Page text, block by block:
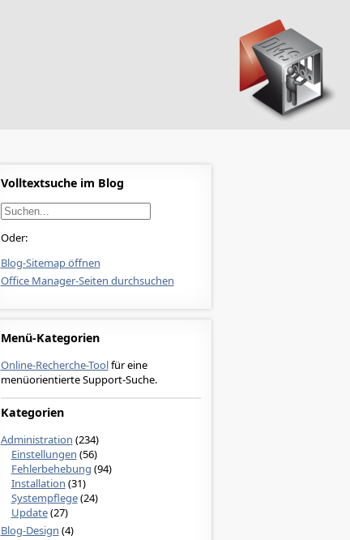
Volltextsuche im Blog
Oder:
Blog-Sitemap öffnen
Office Manager-Seiten durchsuchen
Menü-Kategorien
Online-Recherche-Toolfür eine
menüorientierte Support-Suche.
Kategorien
Administration (234)
Einstellungen (56)
Fehlerbehebung (94)
Installation (31)
Systempflege(24)
Update(27)
Blog-Design (4)